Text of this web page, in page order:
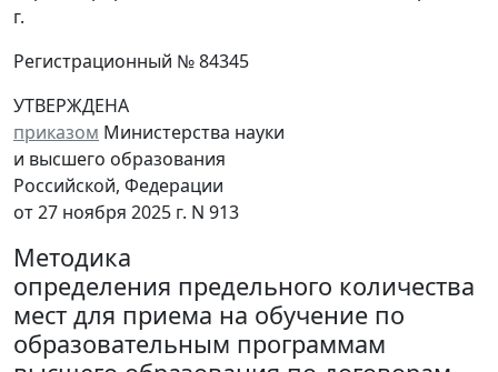
г.
Регистрационный № 84345
УТВЕРЖДЕНА
приказом Министерства науки
и высшего образования
Российской, Федерации
от 27 ноября 2025 г. N 913
Методика
определения предельного количества
мест для приема на обучение по
образовательным программам